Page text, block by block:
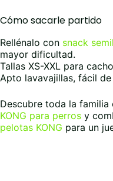
Cómo sacarle partido
Rellénalo con snack
mayor dificultad.
Tallas XS-XXL para
Apto lavavajillas, fácil de
Descubre toda la familia
KONG para perros y
pelotas KONG para un